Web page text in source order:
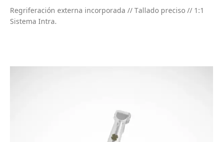
Regriferación externa incorporada // Tallado preciso // 1:1
Sistema Intra.